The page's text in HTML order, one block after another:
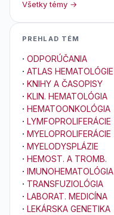
Všetky témy →
PREHLAD TÉM
· ODPORÚČANIA
· ATLAS HEMATOLÓGIE
· KNIHY A ČASOPISY
· KLIN. HEMATOLÓGIA
· HEMATOONKOLÓGIA
· LYMFOPROLIFERÁCIE
· MYELOPROLIFERÁCIE
· MYELODYSPLÁZIE
· HEMOST. A TROMB.
· IMUNOHEMATOLÓGIA
· TRANSFUZIOLÓGIA
· LABORAT. MEDICÍNA
· LEKÁRSKA GENETIKA